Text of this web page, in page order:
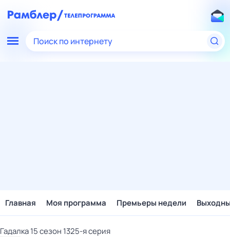
Поиск по интернету
Главная Моя программа Премьеры недели
Гадалка 15 сезон 1325-я серия